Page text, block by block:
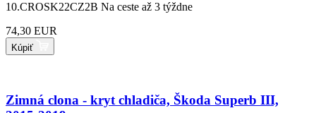
10.CROSK22CZ2B Na ceste až 3 týždne
74,30 EUR
Kúpiť
Zimná clona - kryt chladiča, Škoda Superb III,